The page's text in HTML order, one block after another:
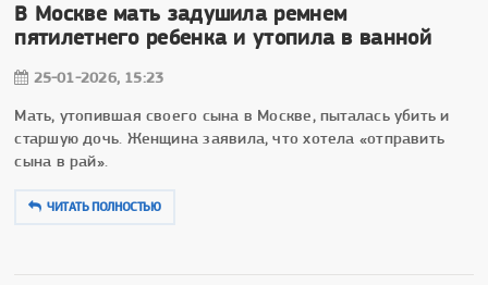
В Москве мать задушила ремнем
пятилетнего ребенка и утопила в ванной
25-01-2026, 15:23
Мать, утопившая своего сына в Москве, пыталась убить и
старшую дочь. Женщина заявила, что хотела «отправить
сына в рай».
ЧИТАТЬ ПОЛНОСТЬЮ